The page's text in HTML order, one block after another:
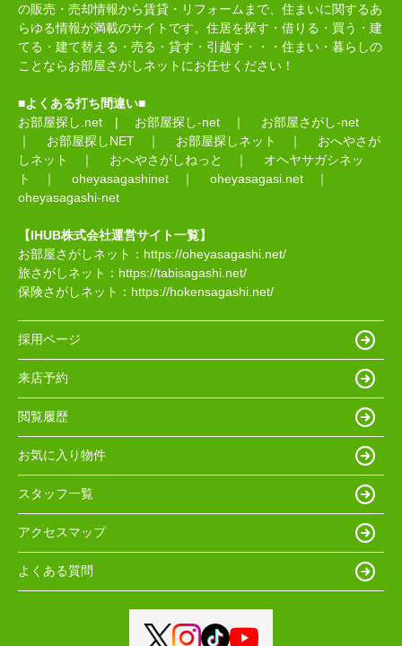
の販売・売却情報から賃貸・リフォームまで、住まいに関するあ
らゆる情報が満載のサイトです。住居を探す・借りる・買う・建
てる・建て替える・売る・貸す・引越す・・・住まい・暮らしの
ことならお部屋さがしネットにお任せください！
■よくある打ち間違い■
お部屋探し.net | お部屋探し-net ｜ お部屋さがし-net
｜ お部屋探しNET ｜ お部屋探しネット ｜ おへやさが
しネット
｜ おへやさがしねっと ｜ オヘヤサガシネッ
ト
｜ oheyasagashinet ｜ oheyasagasi.net ｜
oheyasagashi-net
【IHUB株式会社運営サイト一覧】
お部屋さがしネット： https://oheyasagashi.net/
旅さがしネット： https://tabisagashi.net/
保険さがしネット： https://hokensagashi.net/
採用ページ
来店予約
閲覧履歴
お気に入り物件
スタッフ一覧
アクセスマップ
よくある質問